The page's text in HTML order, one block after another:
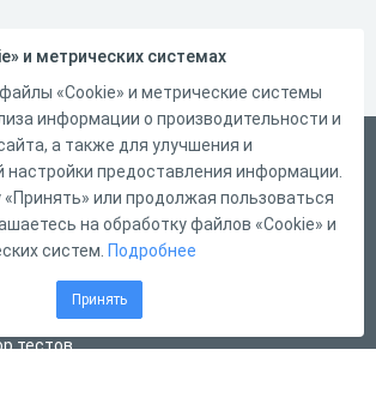
связи
тестов
и метрических системах
«Cookie» и метрические системы
информации о производительности и
а также для улучшения и
настройки предоставления информации.
или продолжая пользоваться
на обработку файлов «Cookie» и
систем. Подробнее
Принять